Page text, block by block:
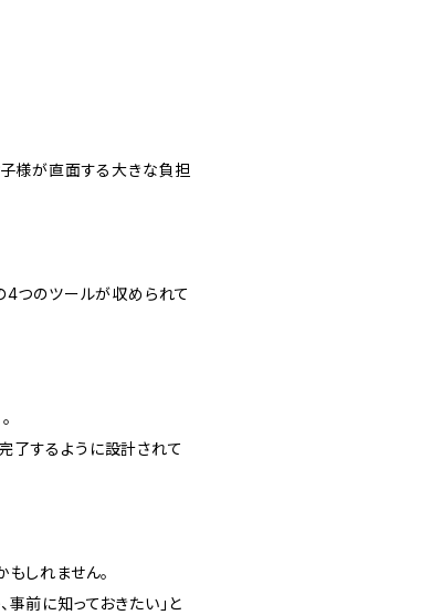
様が直面する大きな負担
4つのツールが収められて
了するように設計されて
しれません。
前に知っておきたい」と